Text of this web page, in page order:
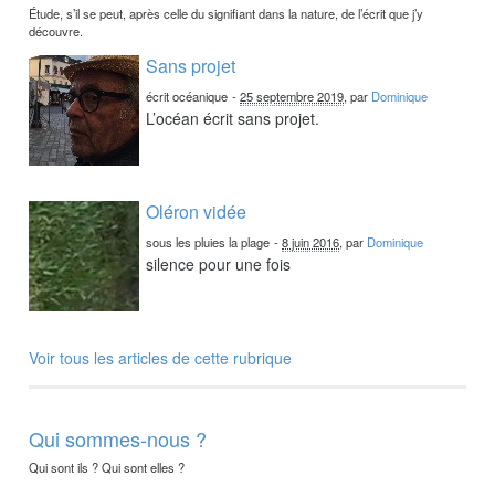
Étude, s’il se peut, après celle du signifiant dans la nature, de l’écrit que j’y
découvre.
Sans projet
écrit océanique -25 septembre 2019, par Dominique
L’océan écrit sans projet.
Oléron vidée
sous les pluies la plage -8 juin 2016, par Dominique
silence pour une fois
Voir tous les articles de cette rubrique
Qui sommes-nous ?
Qui sont ils ? Qui sont elles ?